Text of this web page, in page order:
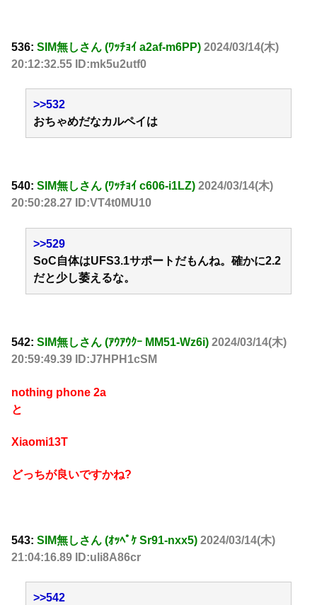
536: SIM無しさん (ﾜｯﾁｮｲ a2af-m6PP) 2024/03/14(木)
20:12:32.55 ID:mk5u2utf0
>>532
おちゃめだなカルペイは
540: SIM無しさん (ﾜｯﾁｮｲ c606-i1LZ) 2024/03/14(木)
20:50:28.27 ID:VT4t0MU10
>>529
SoC自体はUFS3.1サポートだもんね。確かに2.2
だと少し萎えるな。
542: SIM無しさん (ｱｳｱｳｸｰ MM51-Wz6i) 2024/03/14(木)
20:59:49.39 ID:J7HPH1cSM
nothing phone 2a
と
Xiaomi13T
どっちが良いですかね?
543: SIM無しさん (ｵｯﾍﾟｹ Sr91-nxx5) 2024/03/14(木)
21:04:16.89 ID:uli8A86cr
>>542